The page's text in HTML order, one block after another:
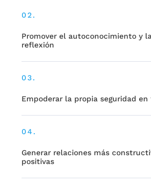
02.
Promover el autoconocimiento y
reflexión
03.
Empoderar la propia seguridad en
04.
Generar relaciones más
positivas